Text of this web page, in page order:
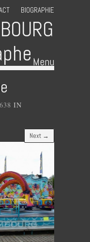
BIOGRAPHIE
Menu
IN
Next →